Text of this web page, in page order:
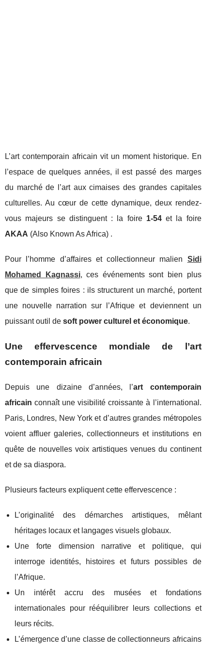
L’art contemporain africain vit un moment historique. En
l’espace de quelques années, il est passé des marges
du marché de l’art aux cimaises des grandes capitales
culturelles. Au cœur de cette dynamique, deux rendez-
vous majeurs se distinguent : la foire 1-54et la foire
AKAA (Also Known As Africa) .
Pour l’homme d’affaires et collectionneur malien Sidi
Mohamed Kagnassi, ces événements sont bien plus
que de simples foires : ils structurent un marché, portent
une nouvelle narration sur l’Afrique et deviennent un
puissant outil de soft power culturel et économique.
Une effervescence mondiale de l’art
contemporain africain
Depuis une dizaine d’années, l’art contemporain
africain connaît une visibilité croissante à l’international.
Paris, Londres, New York et d’autres grandes métropoles
voient affluer galeries, collectionneurs et institutions en
quête de nouvelles voix artistiques venues du continent
et de sa diaspora.
Plusieurs facteurs expliquent cette effervescence :
L’originalité des démarches artistiques, mêlant
héritages locaux et langages visuels globaux.
Une forte dimension narrative et politique, qui
interroge identités, histoires et futurs possibles de
l’Afrique.
Un intérêt accru des musées et fondations
internationales pour rééquilibrer leurs collections et
leurs récits.
L’émergence d’une classe de collectionneurs africains